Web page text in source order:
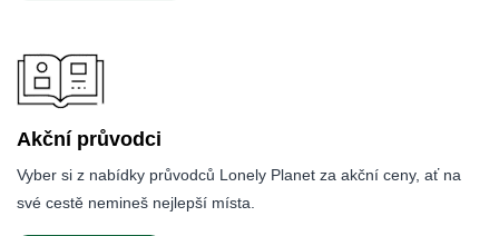
Akční průvodci
Vyber si z nabídky průvodců Lonely Planet za akční ceny, ať na
své cestě nemineš nejlepší místa.